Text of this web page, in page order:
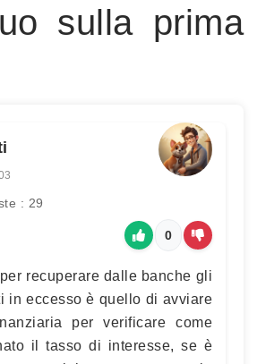
sulla prima
: 29
0
per recuperare dalle banche gli
in eccesso è quello di avviare
per verificare come
il tasso di interesse, se è